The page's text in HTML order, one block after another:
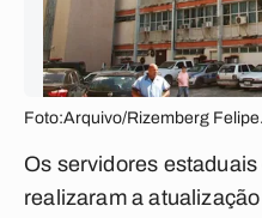
Foto:Arquivo/Rizemberg
Os servidores
realizaram a